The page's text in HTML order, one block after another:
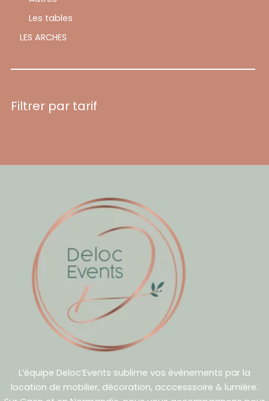
Les tables
LES ARCHES
Filtrer par tarif
L’équipe Deloc’Events sublime vos évènements par la
location de mobilier, décoration, acccesssoire & lumière.